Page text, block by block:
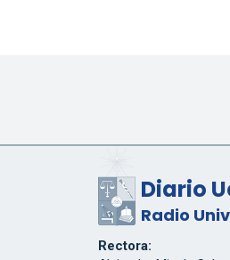
Diario
Radio
Rectora: